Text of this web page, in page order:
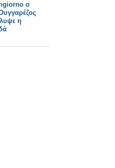
ο
η